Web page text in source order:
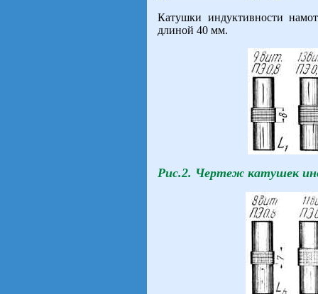
Катушки индуктивности
длиной 40 мм.
Рис.2. Чертеж катушек